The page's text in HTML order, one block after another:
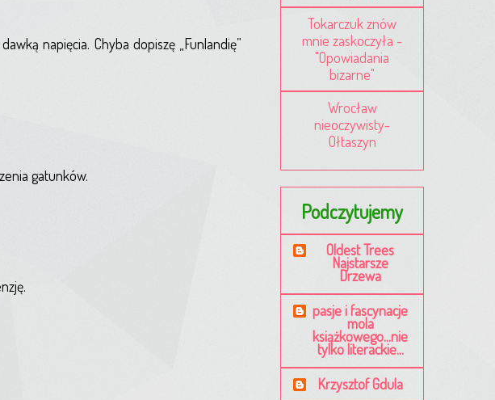
napięcia. Chyba dopiszę „Funlandię”
gatunków.
Tokarczuk znów
mnie zaskoczyła -
"Opowiadania
bizarne"
Wrocław
nieoczywisty-
Ołtaszyn
Podczytujemy
Oldest Trees
Najstarsze
Drzewa
pasje i fascynacje
mola
książkowego...nie
tylko literackie...
Krzysztof Gdula